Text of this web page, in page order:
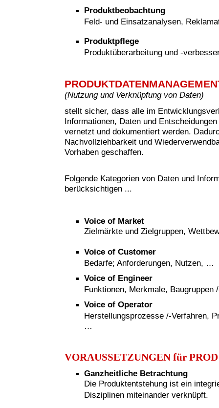
Produktbeobachtung
Feld- und Einsatzanalysen,
Produktpflege
Produktüberarbeitung und -
(Nutzung und Verknüpfung von Daten)
stellt sicher, dass alle im
Informationen, Daten und
vernetzt und dokumentiert werden.
Nachvollziehbarkeit und
Vorhaben geschaffen.
Folgende Kategorien von Daten und
berücksichtigen ...
Voice of Market
Zielmärkte und Zielgruppen,
Voice of Customer
Bedarfe; Anforderungen, Nutzen, …
Voice of Engineer
Funktionen, Merkmale,
Voice of Operator
Herstellungsprozesse /-Verfahren,
VORAUSSETZUNGEN für
Ganzheitliche Betrachtung
Die Produktentstehung ist ein
Disziplinen miteinander verknüpft.